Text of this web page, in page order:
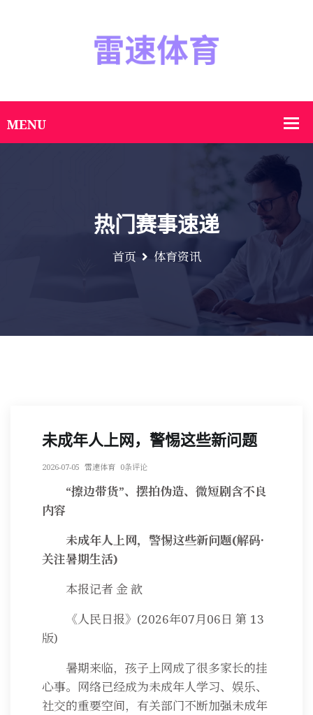
热门赛事速递
首页 体育资讯
未成年人上网，警惕这些新问题
2026-07-05 雷速体育 0条评论
“擦边带货”、摆拍伪造、微短剧含不良
内容
未成年人上网，警惕这些新问题(解码·
关注暑期生活)
本报记者 金 歆
《人民日报》(2026年07月06日 第 13
版)
暑期来临，孩子上网成了很多家长的挂
心事。网络已经成为未成年人学习、娱乐、
社交的重要空间，有关部门不断加强未成年